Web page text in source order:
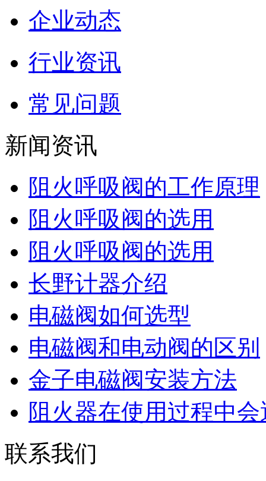
企业动态
行业资讯
常见问题
新闻资讯
阻火呼吸阀的工作原理
阻火呼吸阀的选用
阻火呼吸阀的选用
长野计器介绍
电磁阀如何选型
电磁阀和电动阀的区别
金子电磁阀安装方法
阻火器在使用过程中
联系我们